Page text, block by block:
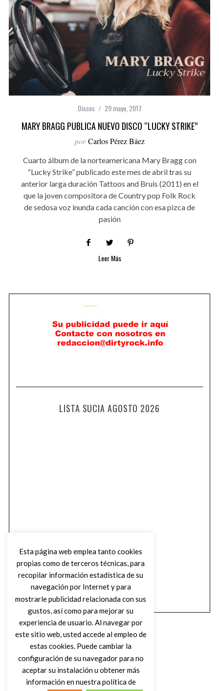
Discos 29 mayo, 2017
MARY BRAGG PUBLICA NUEVO DISCO “LUCKY STRIKE”
por Carlos Pérez Báez
Cuarto álbum de la norteamericana Mary Bragg con
“Lucky Strike” publicado este mes de abril tras su
anterior larga duración Tattoos and Bruis (2011) en el
que la joven compositora de Country pop Folk Rock
de sedosa voz inunda cada canción con esa pizca de
pasión
Leer Más
LISTA SUCIA AGOSTO 2026
Esta página web emplea tanto cookies
propias como de terceros técnicas, para
recopilar información estadística de su
navegación por Internet y para
mostrarle publicidad relacionada con sus
gustos, así como para mejorar su
experiencia de usuario. Al navegar por
este sitio web, usted accede al empleo de
estas cookies. Puede cambiar la
configuración de su navegador para no
aceptar su instalación u obtener más
información en nuestra política de